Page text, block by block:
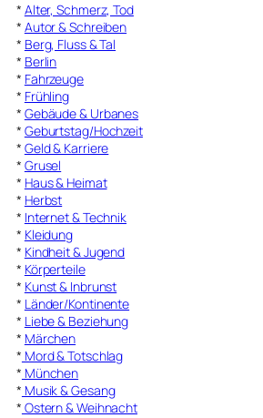
* Alter, Schmerz, Tod
* Autor & Schreiben
* Berg, Fluss & Tal
* Berlin
* Fahrzeuge
* Frühling
* Gebäude & Urbanes
* Geburtstag/Hochzeit
* Geld & Karriere
* Grusel
* Haus & Heimat
* Herbst
* Internet & Technik
* Kleidung
* Kindheit & Jugend
* Körperteile
* Kunst & Inbrunst
* Länder/Kontinente
* Liebe & Beziehung
* Märchen
* Mord & Totschlag
* München
* Musik & Gesang
* Ostern & Weihnacht